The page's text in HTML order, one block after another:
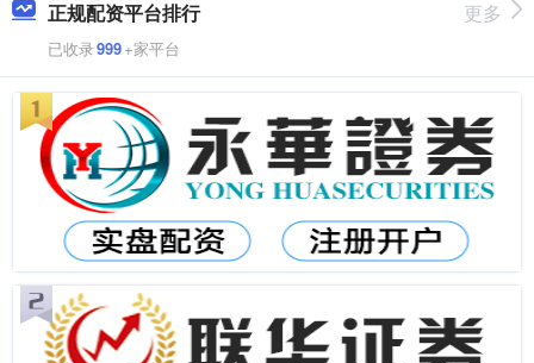
正规配资平台排行
已收录999+家平台
更多